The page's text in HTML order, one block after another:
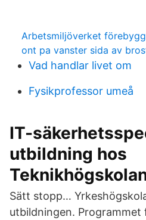
Arbetsmiljöverket
ont pa vanster sida av
Vad handlar livet om
Fysikprofessor umeå
IT-
utbildning hos
Sätt stopp…
utbildningen. Programmet